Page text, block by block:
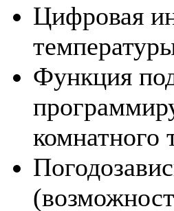
Цифровая
Функция
комнатного